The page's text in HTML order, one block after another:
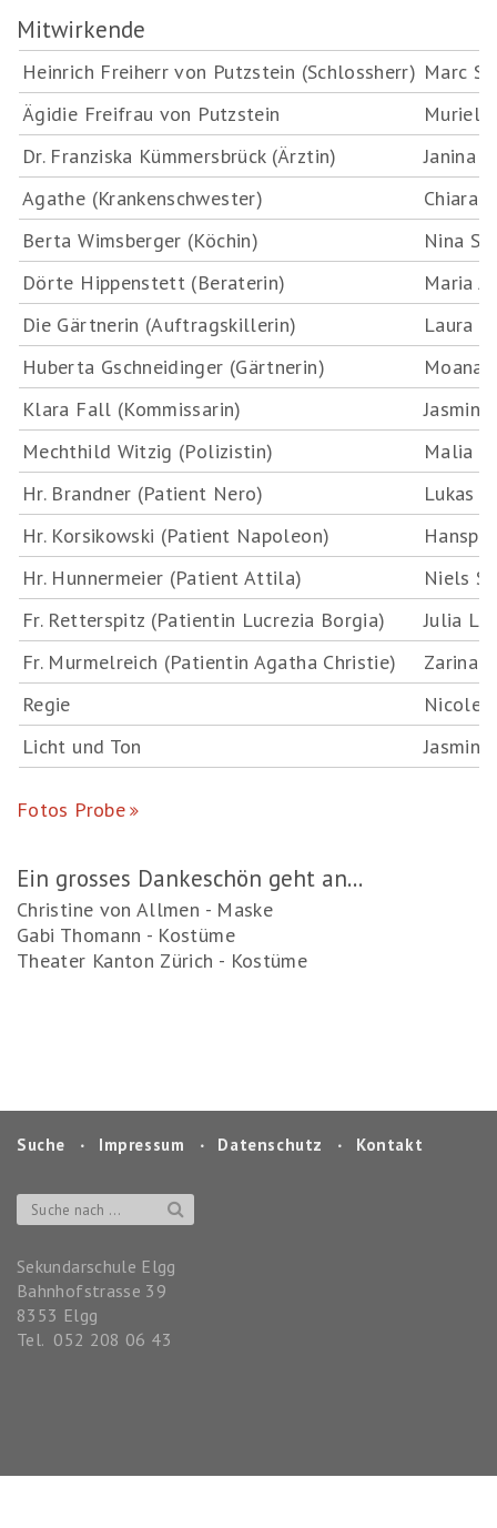
Mitwirkende
Heinrich Freiherr von Putzstein (Schlossherr) Marc
Ägidie Freifrau von Putzstein
Muriel
Dr. Franziska Kümmersbrück (Ärztin)
Janina
Agathe (Krankenschwester)
Chiara
Berta Wimsberger (Köchin)
Nina
Dörte Hippenstett (Beraterin)
Maria
Die Gärtnerin (Auftragskillerin)
Laura
Huberta Gschneidinger (Gärtnerin)
Moana
Klara Fall (Kommissarin)
Jasmin
Mechthild Witzig (Polizistin)
Malia
Hr. Brandner (Patient Nero)
Lukas
Hr. Korsikowski (Patient Napoleon)
Hr. Hunnermeier (Patient Attila)
Niels
Fr. Retterspitz (Patientin Lucrezia Borgia)
Julia
Fr. Murmelreich (Patientin Agatha Christie)
Zarina
Regie
Nicole
Licht und Ton
Jasmin
Fotos Probe
Ein grosses Dankeschön geht an...
Christine von Allmen - Maske
Gabi Thomann - Kostüme
Theater Kanton Zürich - Kostüme
Suche ‧ Impressum ‧ Datenschutz ‧ Kontakt
Sekundarschule Elgg
Bahnhofstrasse 39
8353 Elgg
Tel. 052 208 06 43